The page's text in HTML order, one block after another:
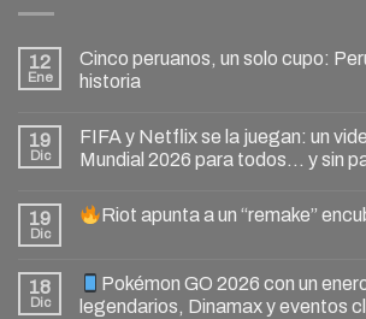
12
Ene
Cinco peruanos, un solo cupo:
historia
19
Dic
FIFA y Netflix se la juegan: un
Mundial 2026 para todos… y sin
19
Dic
Riot apunta a un “remake”
18
Dic
Pokémon GO 2026 con un
legendarios, Dinamax y eventos